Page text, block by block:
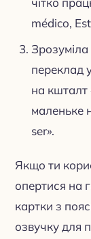
médico,
Зрозуміла
переклад
на кшталт
маленьке
ser».
Якщо ти
опертися на
картки з
озвучку для